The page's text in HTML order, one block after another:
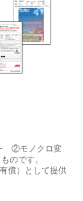
②モノクロ変
のです。
償）として提供